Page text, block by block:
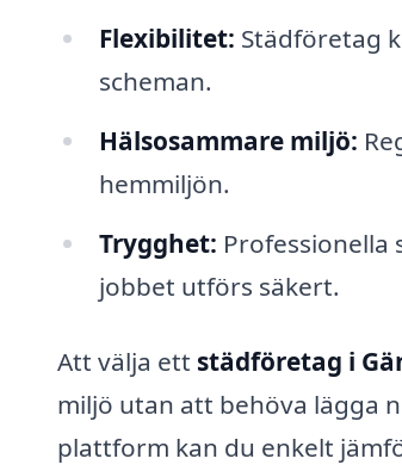
Flexibilitet: Städföretag
scheman.
Hälsosammare miljö:
hemmiljön.
Trygghet:
jobbet utförs säkert.
Att välja ett städföretag i
miljö utan att behöva lägga
plattform kan du enkelt